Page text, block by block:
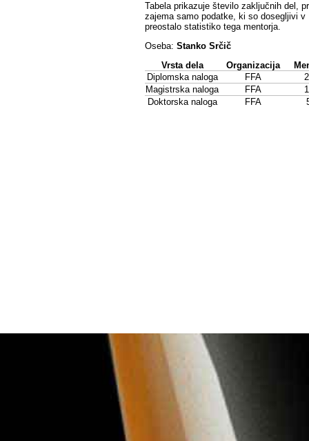
Tabela prikazuje število zaključnih del,
zajema samo podatke, ki so dosegljivi
preostalo statistiko tega mentorja.
Oseba: Stanko Srčič
Vrsta dela
Organizacija
Diplomska naloga
FFA
Magistrska naloga
FFA
Doktorska naloga
FFA